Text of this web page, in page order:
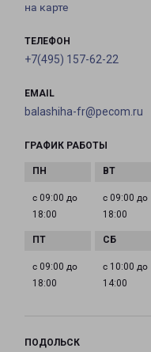
на карте
ТЕЛЕФОН
+7(495) 157-62-22
EMAIL
balashiha-fr@pecom.ru
ГРАФИК РАБОТЫ
с 09:00 до
18:00
с 09:00 до
18:00
с 09:00 до
18:00
с 10:00 до
14:00
ПОДОЛЬСК